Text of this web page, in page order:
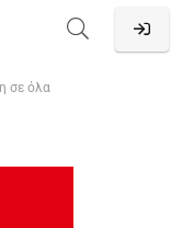
σε όλα